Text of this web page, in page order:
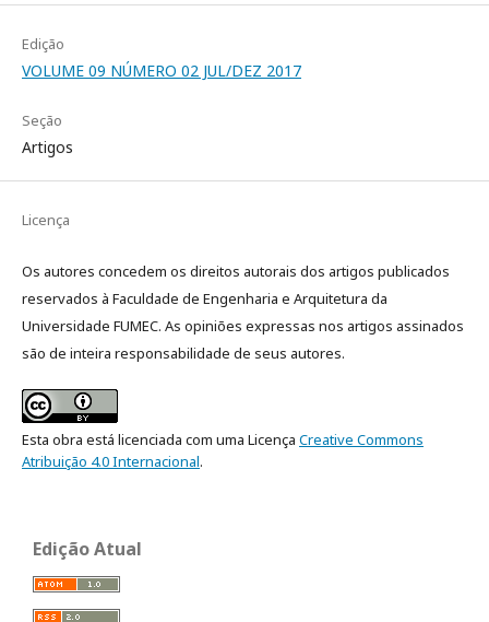
Edição
VOLUME 09 NÚMERO 02 JUL/DEZ 2017
Seção
Artigos
Licença
Os autores concedem os direitos autorais dos artigos publicados
reservados à Faculdade de Engenharia e Arquitetura da
Universidade FUMEC. As opiniões expressas nos artigos assinados
são de inteira responsabilidade de seus autores.
Esta obra está licenciada com uma Licença Creative Commons
Atribuição 4.0 Internacional.
Edição Atual